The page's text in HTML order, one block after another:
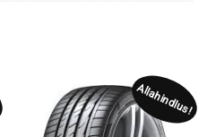
Allahindlus!